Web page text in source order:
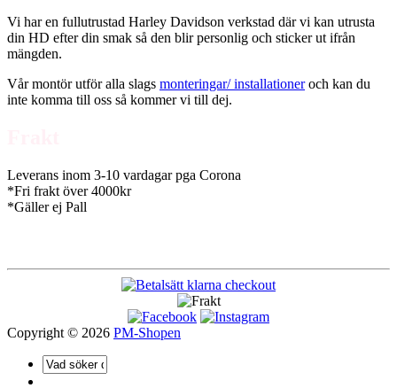
Vi har en fullutrustad Harley Davidson verkstad där vi kan utrusta
din HD efter din smak så den blir personlig och sticker ut ifrån
mängden.
Vår montör utför alla slags monteringar/ installationeroch kan du
inte komma till oss så kommer vi till dej.
Leverans inom 3-10 vardagar pga Corona
*Fri frakt över 4000kr
*Gäller ej Pall
Copyright © 2026 PM-Shopen